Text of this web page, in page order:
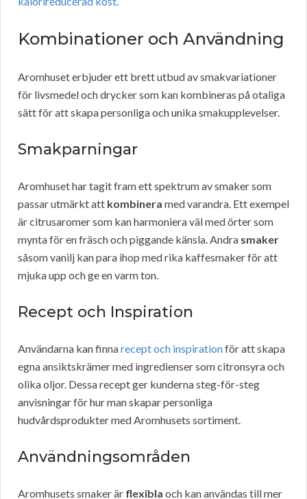
Kombinationer och Användning
Aromhuset erbjuder ett brett utbud av smakvariationer
för livsmedel och drycker som kan kombineras på otaliga
sätt för att skapa personliga och unika smakupplevelser.
Smakparningar
Aromhuset har tagit fram ett spektrum av smaker som
passar utmärkt att kombinera med varandra. Ett exempel
är citrusaromer som kan harmoniera väl med örter som
mynta för en fräsch och piggande känsla. Andra smaker
såsom vanilj kan para ihop med rika kaffesmaker för att
mjuka upp och ge en varm ton.
Recept och Inspiration
Användarna kan finnarecept och inspirationför att skapa
egna ansiktskrämer med ingredienser som citronsyra och
olika oljor. Dessa recept ger kunderna steg-för-steg
anvisningar för hur man skapar personliga
hudvårdsprodukter med Aromhusets sortiment.
Användningsområden
Aromhusets smaker är flexibla och kan användas till mer